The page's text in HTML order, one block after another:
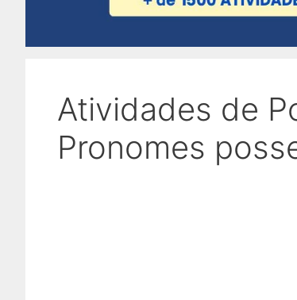
Atividades de
Pronomes